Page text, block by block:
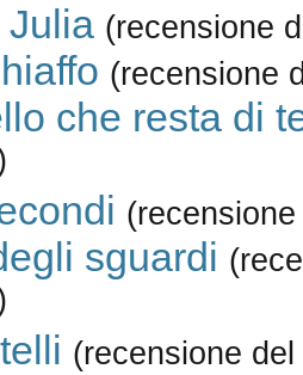
Julia (recensione
(recensione
che resta di
sguardi
(recensione